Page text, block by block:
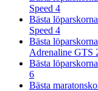
Speed 4
Bästa
Speed 4
Bästa
Adrenaline GTS
Bästa
6
Bästa